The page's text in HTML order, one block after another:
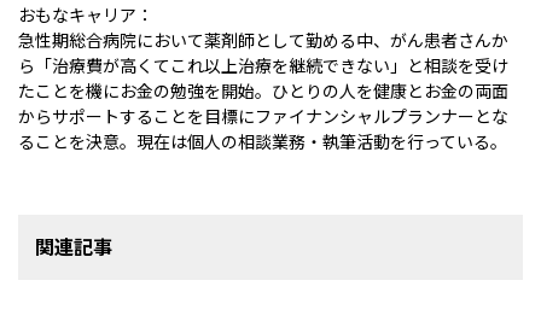
おもなキャリア：
急性期総合病院において薬剤師として勤める中、がん患者さんか
ら「治療費が高くてこれ以上治療を継続できない」と相談を受け
たことを機にお金の勉強を開始。ひとりの人を健康とお金の両面
からサポートすることを目標にファイナンシャルプランナーとな
ることを決意。現在は個人の相談業務・執筆活動を行っている。
関連記事